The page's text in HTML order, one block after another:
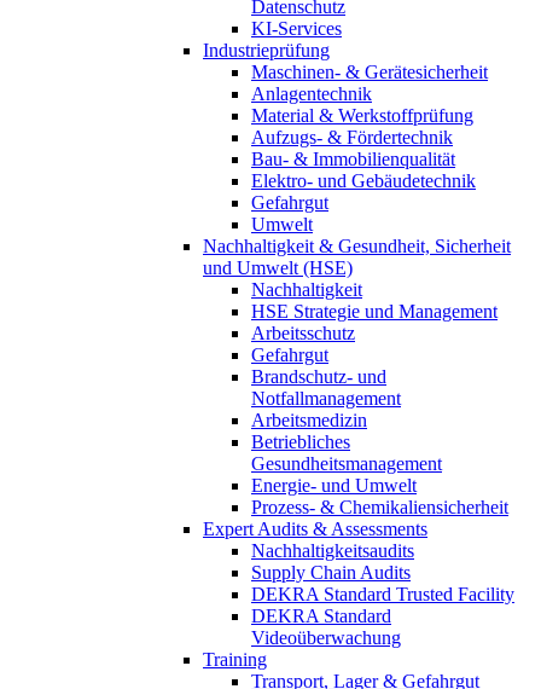
Datenschutz
KI-Services
Industrieprüfung
Maschinen- & Gerätesicherheit
Anlagentechnik
Material & Werkstoffprüfung
Aufzugs- & Fördertechnik
Bau- & Immobilienqualität
Elektro- und Gebäudetechnik
Gefahrgut
Umwelt
Nachhaltigkeit & Gesundheit, Sicherheit
und Umwelt (HSE)
Nachhaltigkeit
HSE Strategie und Management
Arbeitsschutz
Gefahrgut
Brandschutz- und
Notfallmanagement
Arbeitsmedizin
Betriebliches
Gesundheitsmanagement
Energie- und Umwelt
Prozess- & Chemikaliensicherheit
Expert Audits & Assessments
Nachhaltigkeitsaudits
Supply Chain Audits
DEKRA Standard Trusted Facility
DEKRA Standard
Videoüberwachung
Training
Transport, Lager & Gefahrgut